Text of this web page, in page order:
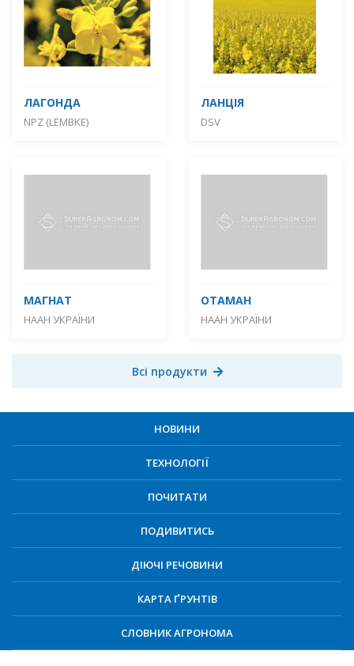
ЛАГОНДА
NPZ (LEMBKE)
ЛАНЦІЯ
DSV
МАГНАТ
НААН УКРАЇНИ
ОТАМАН
НААН УКРАЇНИ
Всі продукти
НОВИНИ
ТЕХНОЛОГІЇ
ПОЧИТАТИ
ПОДИВИТИСЬ
ДІЮЧІ РЕЧОВИНИ
КАРТА ҐРУНТІВ
СЛОВНИК АГРОНОМА